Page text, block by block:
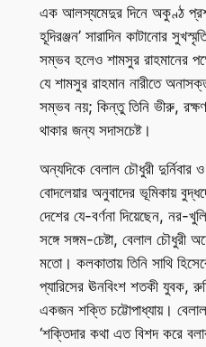
এক আলস্যমেদুর দিনে অকুণ্ঠ
হূদিরঞ্জন’ সারাদিন কাটানোর
সম্ভব হলেও শামসুর রাহমানের
যে শামসুর রাহমান নারীতে
সম্ভব নয়; কিন্তু তিনি ভীরু,
থাকার জন্য সদাসচেষ্ট।
অন্যদিকে বেলাল চৌধুরী দুর্নিবার
বোদলেয়ার অনুবাদের ভূমিকায়
দেশের যে-বর্ণনা দিয়েছেন, নর-
সঙ্গে সঙ্গম-চেষ্টা, বেলাল চৌধুরী
মতো। কলকাতায় তিনি সাথি
প্যারিসের ঊনবিংশ শতকী যুবক,
একজন শক্তি চট্টোপাধ্যায়।
‘শক্তিদার কথা এত বিশদ করে